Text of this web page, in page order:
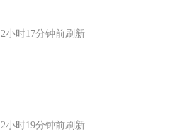
2小时17分钟前刷新
2小时19分钟前刷新